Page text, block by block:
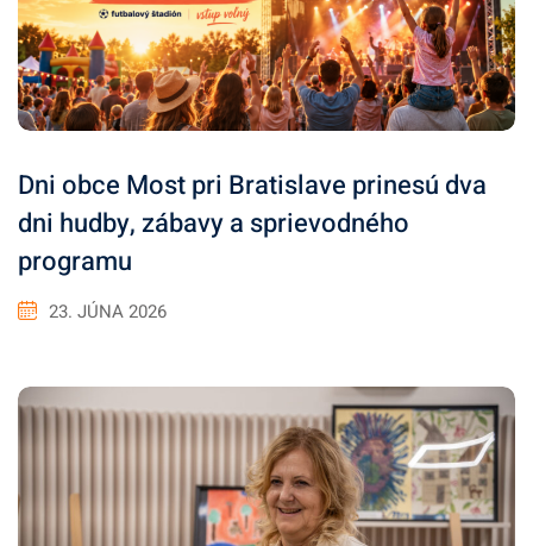
Dni obce Most pri Bratislave prinesú dva
dni hudby, zábavy a sprievodného
programu
23. JÚNA 2026